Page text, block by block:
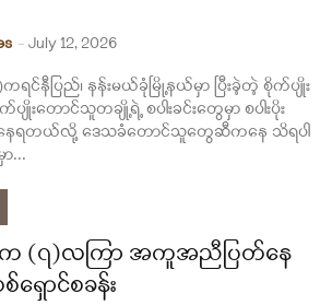
- July 12, 2026
ရင်နီပြည်၊ နန်းမယ်ခုံမြို့နယ်မှာ ပြီးခဲ့တဲ့ စိုက်ပျိုး
ျိုးတောင်သူတချို့ရဲ့ စပါးခင်းတွေမှာ စပါးပိုး
ေရတယ်လို့ ဒေသခံတောင်သူတွေဆီကနေ သိရပါ
...
းက (၇)လကြာ အကူအညီပြတ်နေ
ောင်စခန်း